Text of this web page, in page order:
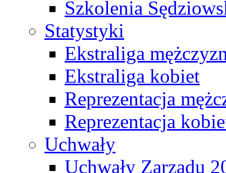
Szkolenia
Statystyki
Ekstraliga
Ekstraliga kobiet
Reprezentacja
Reprezentacja
Uchwały
Uchwały Zarządu